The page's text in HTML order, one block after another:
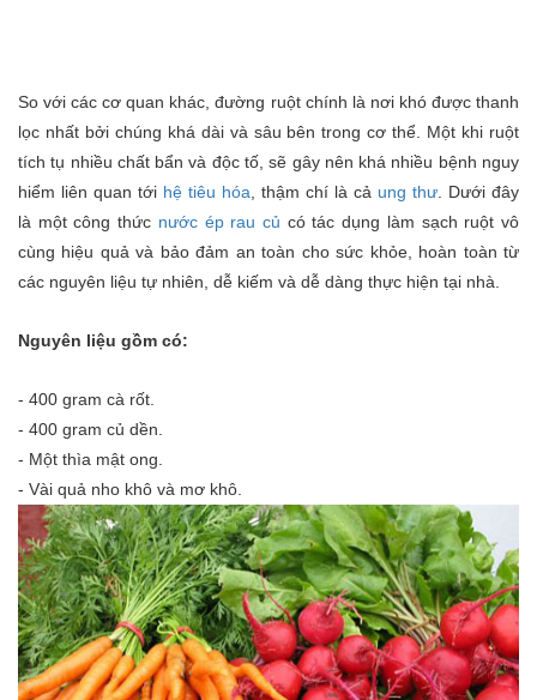
So với các cơ quan khác, đường ruột chính là nơi khó được thanh
lọc nhất bởi chúng khá dài và sâu bên trong cơ thể. Một khi ruột
tích tụ nhiều chất bẩn và độc tố, sẽ gây nên khá nhiều bệnh nguy
hiểm liên quan tới hệ tiêu hóa , thậm chí là cả ung thư . Dưới đây
là một công thức nước ép rau củ có tác dụng làm sạch ruột vô
cùng hiệu quả và bảo đảm an toàn cho sức khỏe, hoàn toàn từ
các nguyên liệu tự nhiên, dễ kiếm và dễ dàng thực hiện tại nhà.
Nguyên liệu gồm có:
- 400 gram cà rốt.
- 400 gram củ dền.
- Một thìa mật ong.
- Vài quả nho khô và mơ khô.